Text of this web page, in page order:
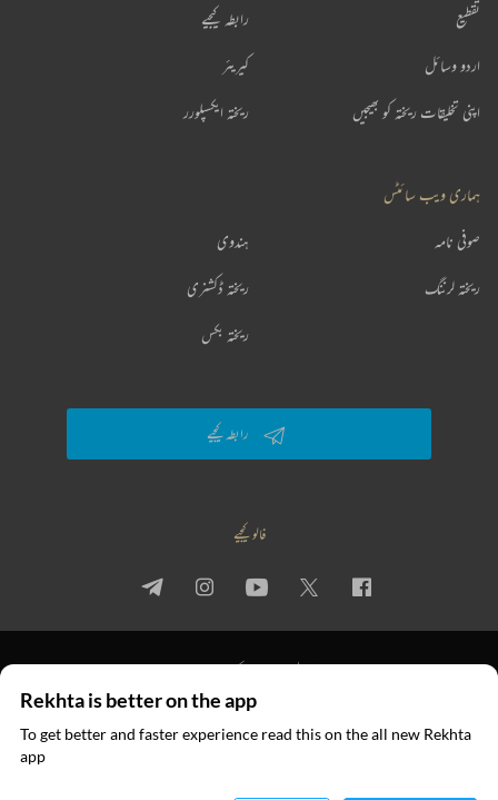
تقطیع
اردو وسائل
اپنی تخلیقات ریختہ کو بھیجیں
رابطہ کیجیے
کیریئر
ریختہ ایکسپلورر
ہماری ویب سائٹس
ہندوی صوفی نامہ
ریختہ ڈکشنری ریختہ لرننگ
ریختہ بکس
رابطہ کیجیے
فالو کیجیے
© 2026 Rekhta™ Foundation. All rights reserved.
Rekhta is better on the app
To get better and faster experience read this on the all new Rekhta
app